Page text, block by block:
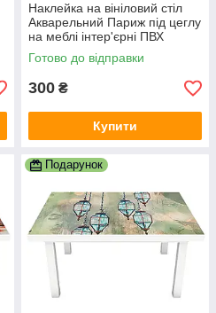
Наклейка на вініловий стіл
Акварельний Париж під цеглу
на меблі інтер'єрні ПВХ
плівка білий 600х1200 мм
Готово до відправки
300 ₴
Купити
Подарунок